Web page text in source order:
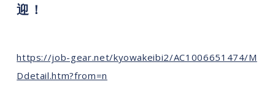
迎！
https://job-gear.net/kyowakeibi2/AC1006651474/M
Ddetail.htm?from=n